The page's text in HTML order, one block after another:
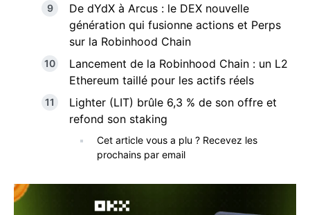
De dYdX à Arcus : le DEX nouvelle
génération qui fusionne actions et Perps
sur la Robinhood Chain
Lancement de la Robinhood Chain : un L2
Ethereum taillé pour les actifs réels
Lighter (LIT) brûle 6,3 % de son offre et
refond son staking
Cet article vous a plu ? Recevez les
prochains par email